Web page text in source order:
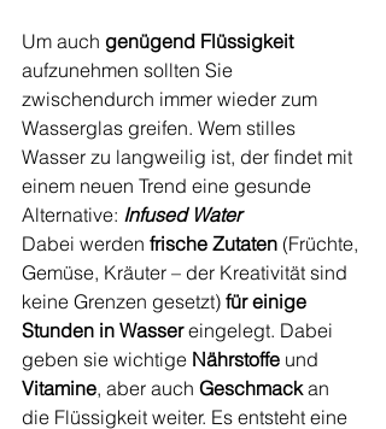
Um auch genügend Flüssigkeit
aufzunehmen sollten Sie
zwischendurch immer wieder zum
Wasserglas greifen. Wem stilles
Wasser zu langweilig ist, der findet mit
einem neuen Trend eine gesunde
Alternative: Infused Water
Dabei werden frische Zutaten (Früchte,
Gemüse, Kräuter – der Kreativität sind
keine Grenzen gesetzt) für einige
Stunden in Wasser eingelegt. Dabei
geben sie wichtige Nährstoffe und
Vitamine, aber auch Geschmack an
die Flüssigkeit weiter. Es entsteht eine